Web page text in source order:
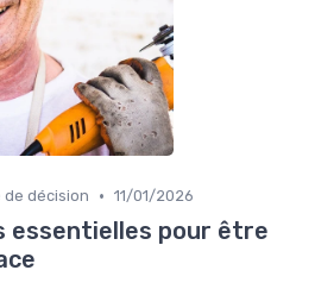
décision • 11/01/2026
essentielles pour être